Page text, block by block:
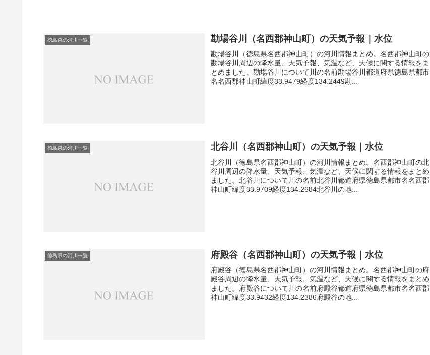
徳島県の河川一覧 勘場谷川（名西郡神山町）の天気予報｜水位
勘場谷川（徳島県名西郡神山町）の河川情報まとめ。名西郡神山町の
勘場谷川周辺の降水量、天気予報、気温など、天候に関する情報をま
とめました。勘場谷川について川の名前勘場谷川都道府県徳島県都市
名名西郡神山町緯度33.9479経度134.2449勘...
徳島県の河川一覧 北谷川（名西郡神山町）の天気予報｜水位
北谷川（徳島県名西郡神山町）の河川情報まとめ。名西郡神山町の北
谷川周辺の降水量、天気予報、気温など、天候に関する情報をまとめ
ました。北谷川について川の名前北谷川都道府県徳島県都市名名西郡
神山町緯度33.9709経度134.2684北谷川の地...
徳島県の河川一覧 府殿谷（名西郡神山町）の天気予報｜水位
府殿谷（徳島県名西郡神山町）の河川情報まとめ。名西郡神山町の府
殿谷周辺の降水量、天気予報、気温など、天候に関する情報をまとめ
ました。府殿谷について川の名前府殿谷都道府県徳島県都市名名西郡
神山町緯度33.9432経度134.2386府殿谷の地...